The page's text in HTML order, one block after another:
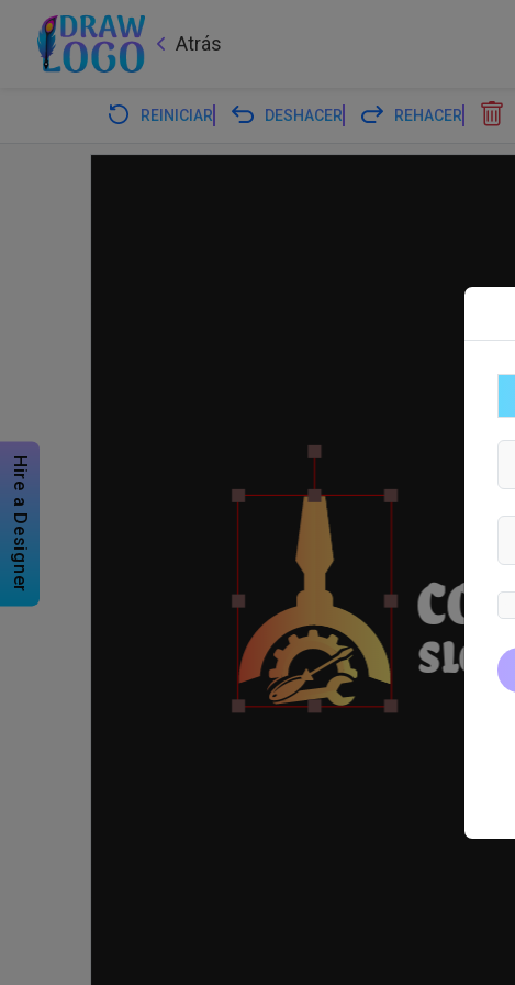
Atrás
Hire a Designer
REINICIAR DESHACER REHACER